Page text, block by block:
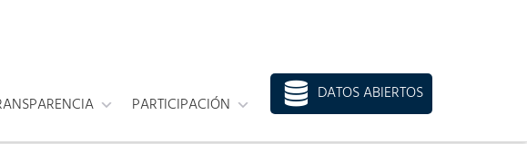
PARTICIPACIÓN DATOS ABIERTOS